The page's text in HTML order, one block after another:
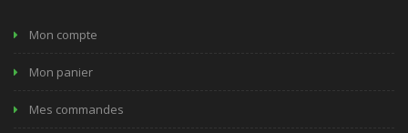
Mon compte
Mon panier
Mes commandes